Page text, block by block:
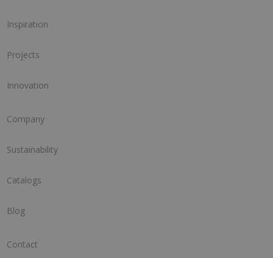
Inspiration
Projects
Innovation
Company
Sustainability
Catalogs
Blog
Contact